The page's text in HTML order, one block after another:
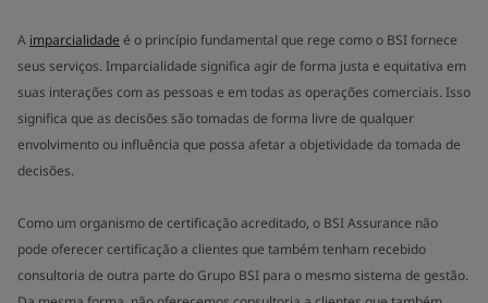
A imparcialidade é o princípio fundamental que rege como o BSI fornece
seus serviços. Imparcialidade significa agir de forma justa e equitativa em
suas interações com as pessoas e em todas as operações comerciais. Isso
significa que as decisões são tomadas de forma livre de qualquer
envolvimento ou influência que possa afetar a objetividade da tomada de
decisões.
Como um organismo de certificação acreditado, o BSI Assurance não
pode oferecer certificação a clientes que também tenham recebido
consultoria de outra parte do Grupo BSI para o mesmo sistema de gestão.